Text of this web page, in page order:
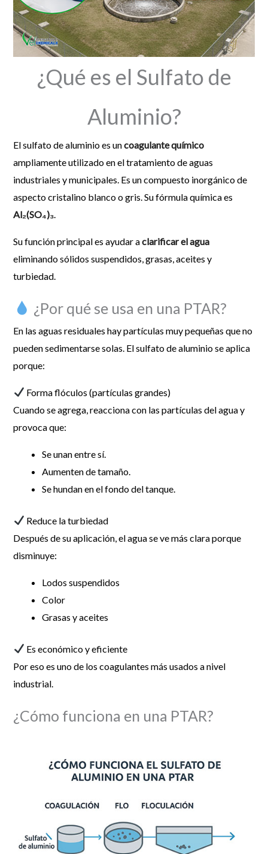
¿Qué es el Sulfato de
Aluminio?
El sulfato de aluminio es uncoagulante químico
ampliamente utilizado en el tratamiento de aguas
industriales y municipales. Es un compuesto inorgánico de
aspecto cristalino blanco o gris. Su fórmula química es
Al₂(SO₄)₃.
Su función principal es ayudar aclarificar el agua
eliminando sólidos suspendidos, grasas, aceites y
turbiedad.
¿Por qué se usa en una PTAR?
En las aguas residuales hay partículas muy pequeñas que no
pueden sedimentarse solas. El sulfato de aluminio se aplica
porque:
Forma flóculos (partículas grandes)
Cuando se agrega, reacciona con las partículas del agua y
provoca que:
Se unan entre sí.
Aumenten de tamaño.
Se hundan en el fondo del tanque.
Reduce la turbiedad
Después de su aplicación, el agua se ve más clara porque
disminuye:
Lodos suspendidos
Color
Grasas y aceites
Es económico y eficiente
Por eso es uno de los coagulantes más usados a nivel
industrial.
¿Cómo funciona en una PTAR?